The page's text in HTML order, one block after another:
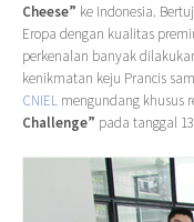
Cheese” ke Indonesia.
Eropa dengan kualitas
perkenalan banyak
kenikmatan keju Prancis
CNIEL mengundang khusus
Challenge” pada tanggal